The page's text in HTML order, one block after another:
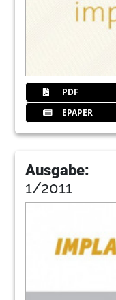
PDF
EPAPER
Ausgabe:
1/2011